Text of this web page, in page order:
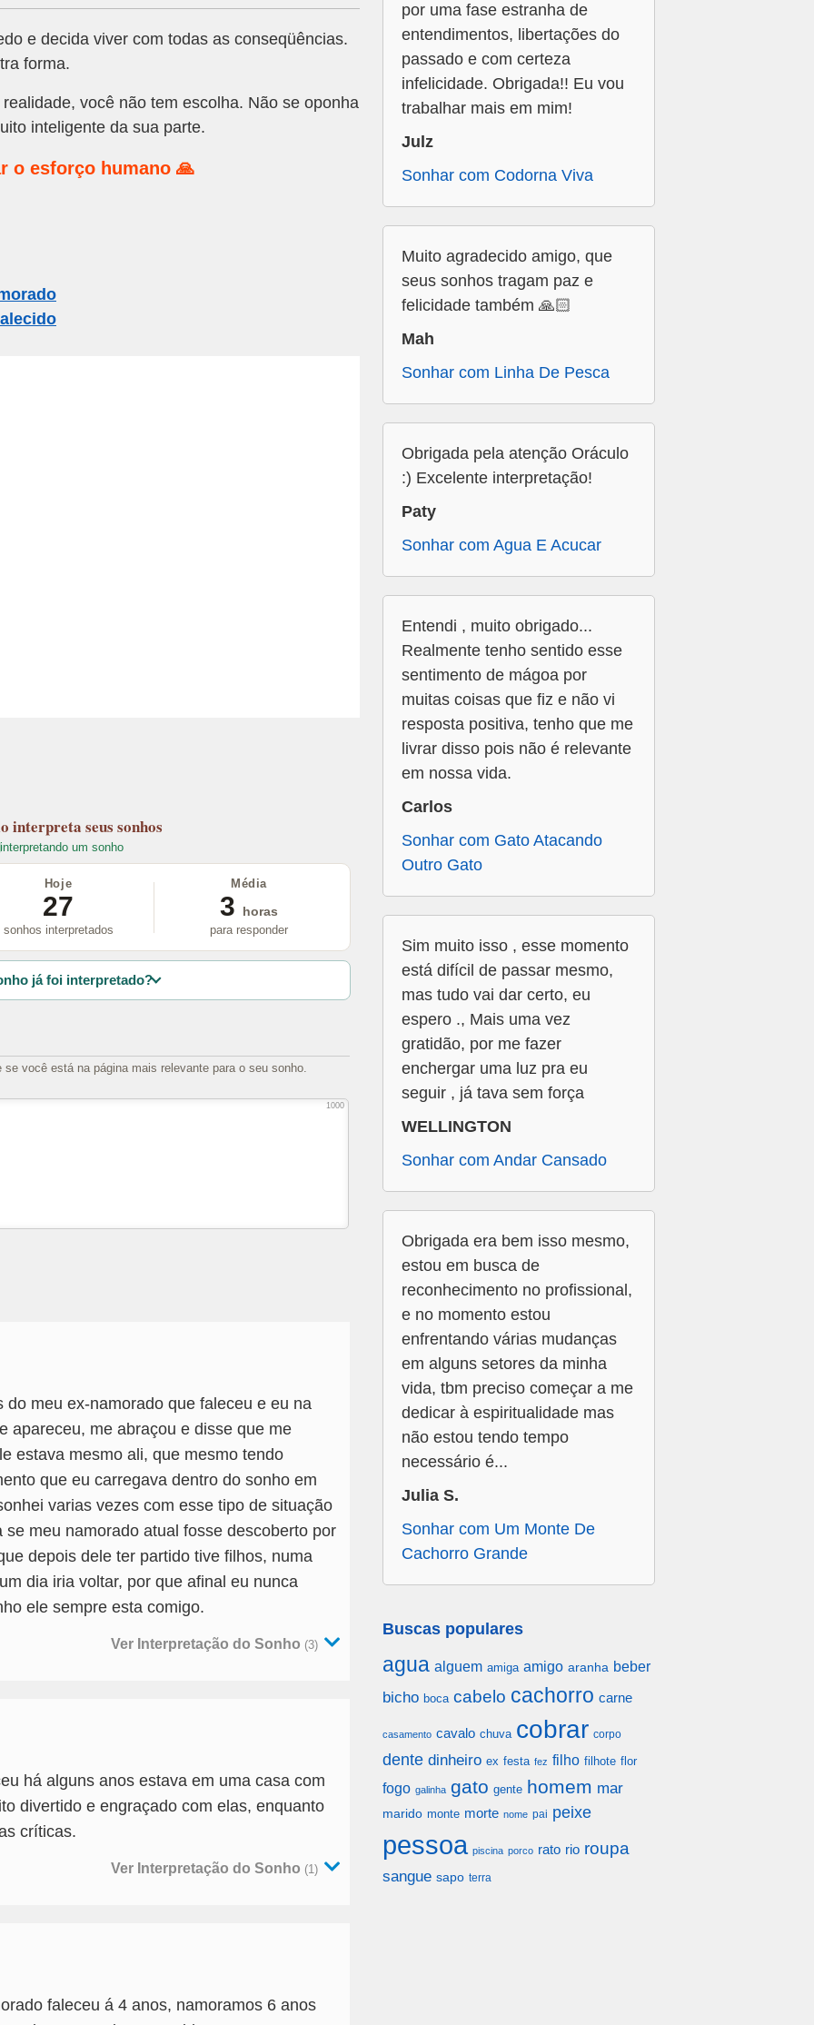
e decida viver com todas as conseqüências.
forma.
você não tem escolha. Não se oponha
inteligente da sua parte.
o esforço humano 🙏
interpreta seus sonhos
interpretando um sonho
Hoje
27
sonhos interpretados
Média
3
horas
para responder
já foi interpretado?
você está na página mais relevante para o seu sonho.
1000
do meu ex-namorado que faleceu e eu na
apareceu, me abraçou e disse que me
estava mesmo ali, que mesmo tendo
que eu carregava dentro do sonho em
varias vezes com esse tipo de situação
meu namorado atual fosse descoberto por
depois dele ter partido tive filhos, numa
dia iria voltar, por que afinal eu nunca
ele sempre esta comigo.
Ver Interpretação do Sonho (3)
há alguns anos estava em uma casa com
divertido e engraçado com elas, enquanto
críticas.
Ver Interpretação do Sonho (1)
faleceu á 4 anos, namoramos 6 anos
por uma fase estranha de
entendimentos, libertações do
passado e com certeza
infelicidade. Obrigada!! Eu vou
trabalhar mais em mim!
Julz
Sonhar com Codorna Viva
Muito agradecido amigo, que
seus sonhos tragam paz e
felicidade também 🙏🏻
Mah
Sonhar com Linha De Pesca
Obrigada pela atenção Oráculo
:) Excelente interpretação!
Paty
Sonhar com Agua E Acucar
Entendi , muito obrigado...
Realmente tenho sentido esse
sentimento de mágoa por
muitas coisas que fiz e não vi
resposta positiva, tenho que me
livrar disso pois não é relevante
em nossa vida.
Carlos
Sonhar com Gato Atacando
Outro Gato
Sim muito isso , esse momento
está difícil de passar mesmo,
mas tudo vai dar certo, eu
espero ., Mais uma vez
gratidão, por me fazer
enchergar uma luz pra eu
seguir , já tava sem força
WELLINGTON
Sonhar com Andar Cansado
Obrigada era bem isso mesmo,
estou em busca de
reconhecimento no profissional,
e no momento estou
enfrentando várias mudanças
em alguns setores da minha
vida, tbm preciso começar a me
dedicar à espiritualidade mas
não estou tendo tempo
necessário é...
Julia S.
Sonhar com Um Monte De
Cachorro Grande
Buscas populares
agua alguem amiga amigo aranha beber
bicho boca cabelo cachorro carne
casamento cavalo chuva cobrar corpo
dente dinheiro ex festa fez filho filhote flor
fogo galinha gato gente homem mar
marido monte morte nome pai peixe
pessoa piscina porco rato rio roupa
sangue sapo terra